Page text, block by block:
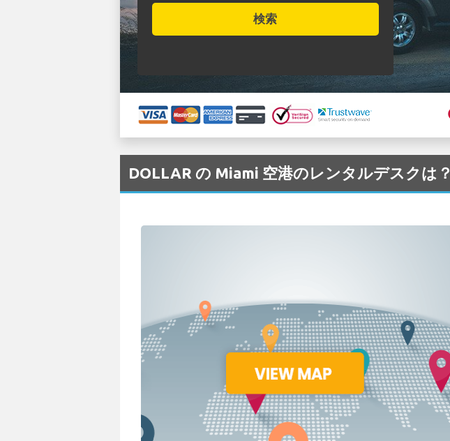
検索
DOLLAR の Miami 空港のレンタルデスクは？